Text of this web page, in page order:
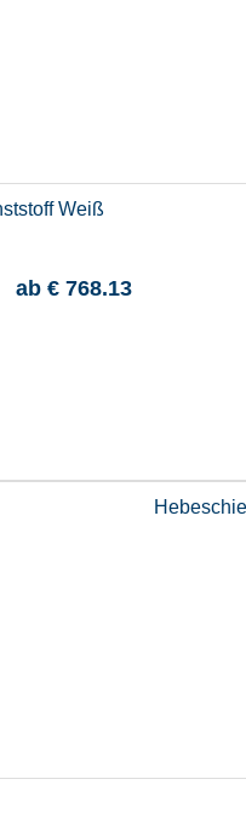
Weiß
ab€ 768.13